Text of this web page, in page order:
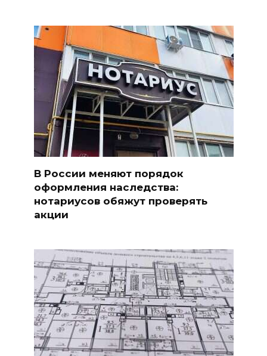
В России меняют порядок
оформления наследства:
нотариусов обяжут проверять
акции